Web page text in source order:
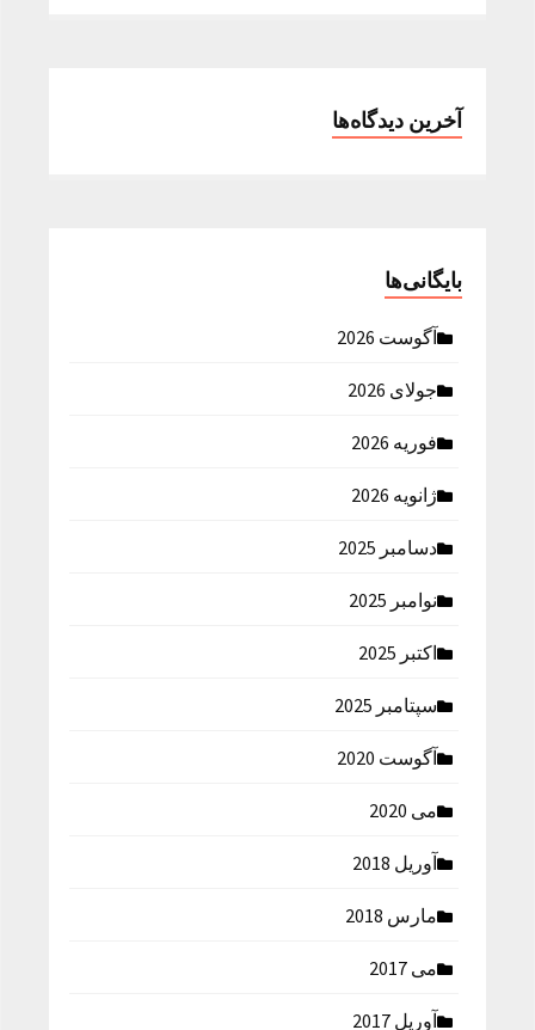
آخرین دیدگاه‌ها
بایگانی‌ها
آگوست 2026
جولای 2026
فوریه 2026
ژانویه 2026
دسامبر 2025
نوامبر 2025
اکتبر 2025
سپتامبر 2025
آگوست 2020
می 2020
آوریل 2018
مارس 2018
می 2017
آوریل 2017